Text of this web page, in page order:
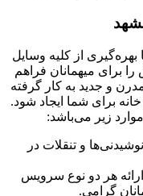
بهره‌گیری از کلیه وسایل
برای میهمانان فراهم
و جدید به کار گرفته
برای شما ایجاد شود.
زیر می‌باشد:
و تنقلات در
هر دو نوع سرویس
گرامی.